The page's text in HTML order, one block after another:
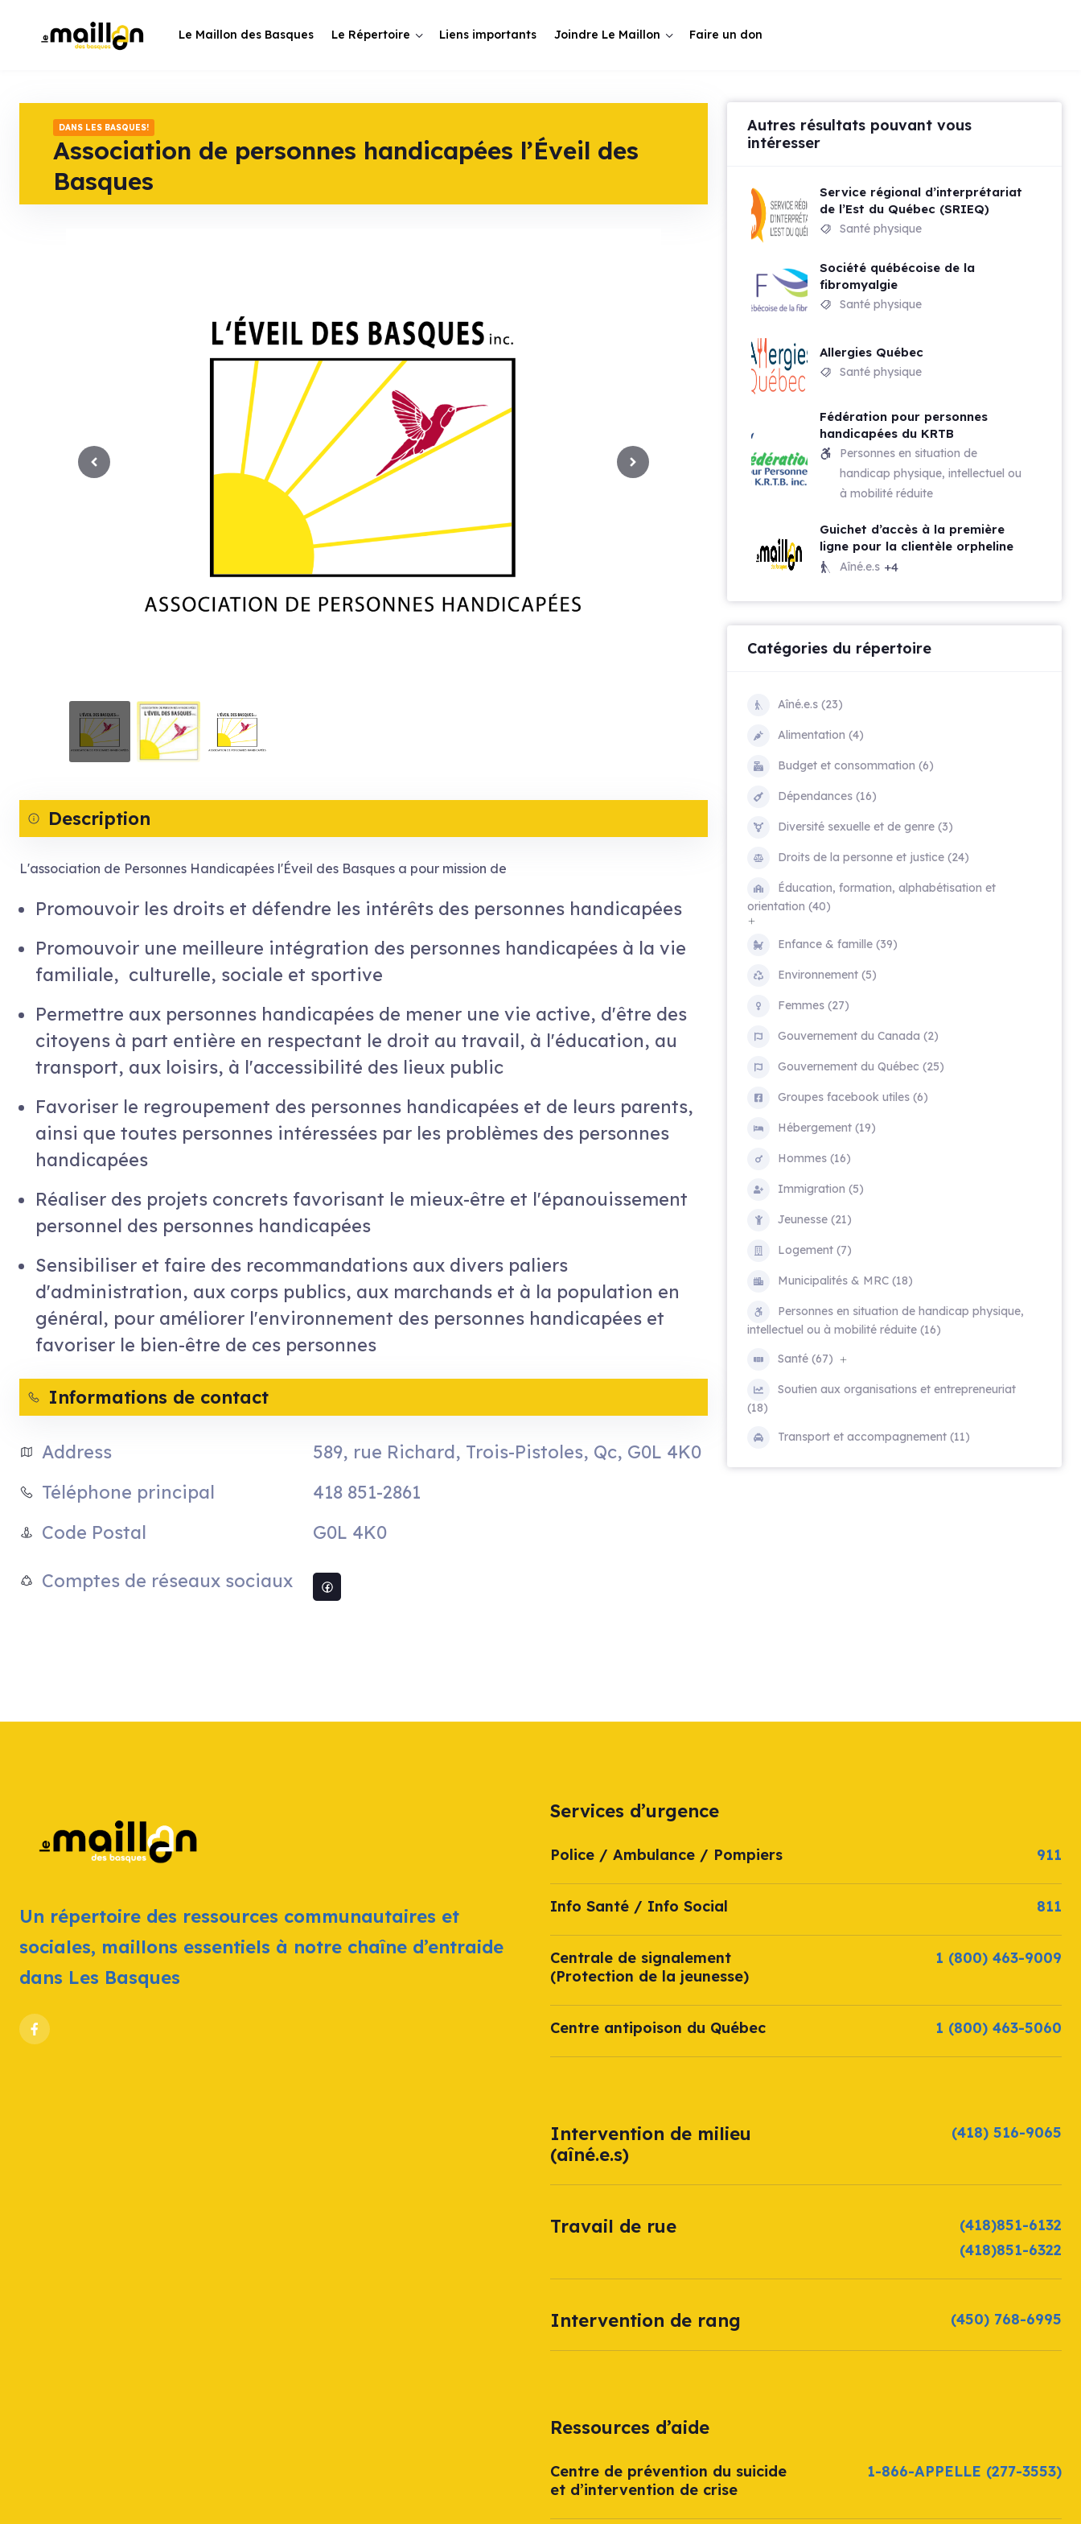
Le Maillon des Basques Le Répertoire Liens importants Joindre Le Maillon Faire un don
DANS LES BASQUES!
Association de personnes handicapées l’Éveil des
Basques
Description
L'association de Personnes Handicapées l'Éveil des Basques a pour mission de
Promouvoir les droits et défendre les intérêts des personnes handicapées
Promouvoir une meilleure intégration des personnes handicapées à la vie
familiale, culturelle, sociale et sportive
Permettre aux personnes handicapées de mener une vie active, d'être des
citoyens à part entière en respectant le droit au travail, à l'éducation, au
transport, aux loisirs, à l'accessibilité des lieux public
Favoriser le regroupement des personnes handicapées et de leurs parents,
ainsi que toutes personnes intéressées par les problèmes des personnes
handicapées
Réaliser des projets concrets favorisant le mieux-être et l'épanouissement
personnel des personnes handicapées
Sensibiliser et faire des recommandations aux divers paliers
d'administration, aux corps publics, aux marchands et à la population en
général, pour améliorer l'environnement des personnes handicapées et
favoriser le bien-être de ces personnes
Informations de contact
Address
589, rue Richard, Trois-Pistoles, Qc, G0L 4K0
Téléphone principal
418 851-2861
Code Postal
G0L 4K0
Comptes de réseaux sociaux
Autres résultats pouvant vous
intéresser
Service régional d’interprétariat
de l’Est du Québec (SRIEQ)
Santé physique
Société québécoise de la
fibromyalgie
Santé physique
Allergies Québec
Santé physique
Fédération pour personnes
handicapées du KRTB
Personnes en situation de
handicap physique, intellectuel ou
à mobilité réduite
Guichet d’accès à la première
ligne pour la clientèle orpheline
Aîné.e.s +4
Catégories du répertoire
Aîné.e.s (23)
Alimentation (4)
Budget et consommation (6)
Dépendances (16)
Diversité sexuelle et de genre (3)
Droits de la personne et justice (24)
Éducation, formation, alphabétisation et
orientation (40)
Enfance & famille (39)
Environnement (5)
Femmes (27)
Gouvernement du Canada (2)
Gouvernement du Québec (25)
Groupes facebook utiles (6)
Hébergement (19)
Hommes (16)
Immigration (5)
Jeunesse (21)
Logement (7)
Municipalités & MRC (18)
Personnes en situation de handicap physique,
intellectuel ou à mobilité réduite (16)
Santé (67)
Soutien aux organisations et entrepreneuriat
(18)
Transport et accompagnement (11)
Un répertoire des ressources communautaires et
sociales, maillons essentiels à notre chaîne d’entraide
dans Les Basques
Services d’urgence
Police / Ambulance / Pompiers 911
Info Santé / Info Social 811
Centrale de signalement
(Protection de la jeunesse)
1 (800) 463-9009
Centre antipoison du Québec 1 (800) 463-5060
Intervention de milieu
(aîné.e.s)
(418) 516-9065
Travail de rue
(418)851-6132
(418)851-6322
Intervention de rang (450) 768-6995
Ressources d’aide
Centre de prévention du suicide
et d’intervention de crise
1-866-APPELLE (277-3553)